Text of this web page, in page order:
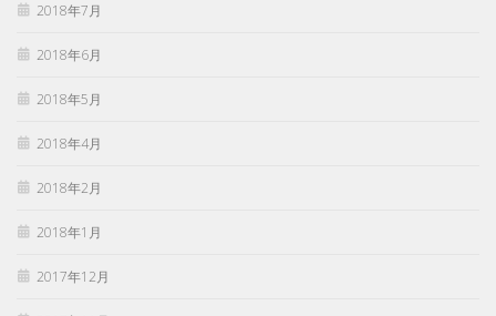
2018年7月
2018年6月
2018年5月
2018年4月
2018年2月
2018年1月
2017年12月